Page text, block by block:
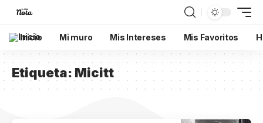
Inicio Mi muro Mis Intereses Mis Favoritos
Etiqueta:Micitt